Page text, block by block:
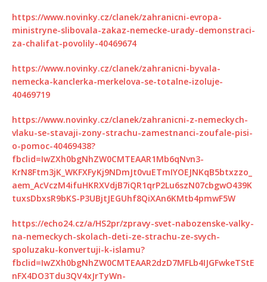
https://www.novinky.cz/clanek/zahranicni-evropa-
ministryne-slibovala-zakaz-nemecke-urady-demonstraci-
za-chalifat-povolily-40469674
https://www.novinky.cz/clanek/zahranicni-byvala-
nemecka-kanclerka-merkelova-se-totalne-izoluje-
40469719
https://www.novinky.cz/clanek/zahranicni-z-nemeckych-
vlaku-se-stavaji-zony-strachu-zamestnanci-zoufale-pisi-
o-pomoc-40469438?
fbclid=IwZXh0bgNhZW0CMTEAAR1Mb6qNvn3-
KrN8Ftm3jK_WKFXFyKj9NDmJt0vuETmIYOEJNKqB5btxzzo_
aem_AcVczM4ifuHKRXVdjB7iQR1qrP2Lu6szN07cbgwO439K
tuxsDbxsR9bKS-P3UBjtJEGUhf8QiXAn6KMtb4pmwF5W
https://echo24.cz/a/HS2pr/zpravy-svet-nabozenske-valky-
na-nemeckych-skolach-deti-ze-strachu-ze-svych-
spoluzaku-konvertuji-k-islamu?
fbclid=IwZXh0bgNhZW0CMTEAAR2dzD7MFLb4IJGFwkeTStE
nFX4DO3Tdu3QV4xJrTyWn-